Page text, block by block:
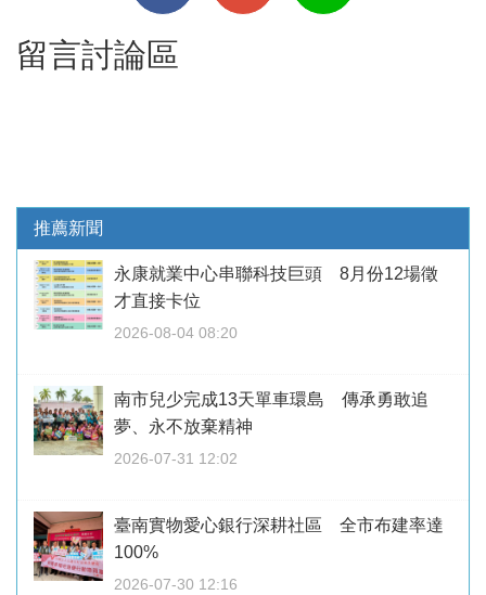
留言討論區
推薦新聞
永康就業中心串聯科技巨頭 8月份12場徵
才直接卡位
2026-08-04 08:20
南市兒少完成13天單車環島 傳承勇敢追
夢、永不放棄精神
2026-07-31 12:02
臺南實物愛心銀行深耕社區 全市布建率達
100%
2026-07-30 12:16